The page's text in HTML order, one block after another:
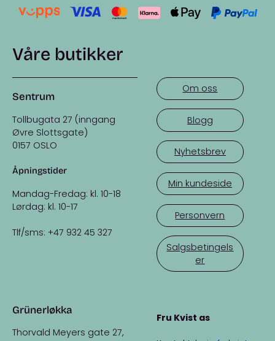
Våre butikker
Sentrum
Tollbugata 27 (inngang
Øvre Slottsgate)
0157 OSLO
Åpningstider
Mandag-Fredag: kl. 10-18
Lørdag: kl. 10-17
Tlf/sms: +47 932 45 327
Grünerløkka
Thorvald Meyers gate 27,
Om oss
Blogg
Nyhetsbrev
Min kundeside
Personvern
Salgsbetingels
er
Fru Kvist as